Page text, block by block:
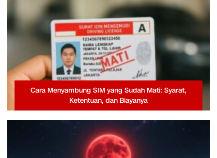
Cara Menyambung SIM yang Sudah Mati: Syarat,
Ketentuan, dan Biayanya